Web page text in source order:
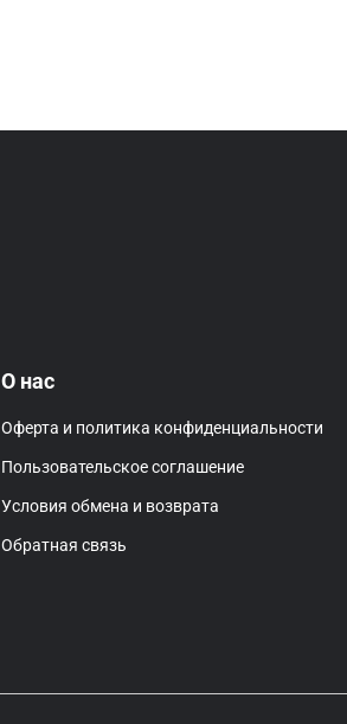
О нас
Оферта и политика конфиденциальности
Пользовательское соглашение
Условия обмена и возврата
Обратная связь